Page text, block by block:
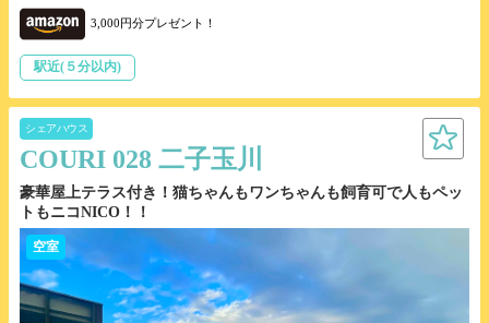
3,000円分プレゼント！
駅近(５分以内)
シェアハウス
COURI 028 二子玉川
豪華屋上テラス付き！猫ちゃんもワンちゃんも飼育可で人もペッ
トもニコNICO！！
空室